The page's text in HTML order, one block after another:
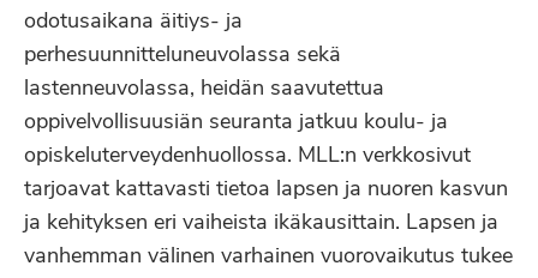
odotusaikana äitiys- ja
perhesuunnitteluneuvolassa sekä
lastenneuvolassa, heidän saavutettua
oppivelvollisuusiän seuranta jatkuu koulu- ja
opiskeluterveydenhuollossa. MLL:n verkkosivut
tarjoavat kattavasti tietoa lapsen ja nuoren kasvun
ja kehityksen eri vaiheista ikäkausittain. Lapsen ja
vanhemman välinen varhainen vuorovaikutus tukee